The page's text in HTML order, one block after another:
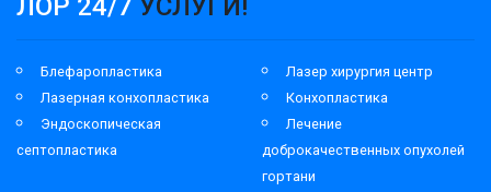
ЛОР 24/7 УСЛУГИ!
Блефаропластика
Лазер хирургия центр
Лазерная конхопластика
Конхопластика
Эндоскопическая
септопластика
Лечение
доброкачественных опухолей
гортани